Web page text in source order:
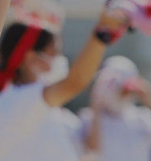
男子テニス部（